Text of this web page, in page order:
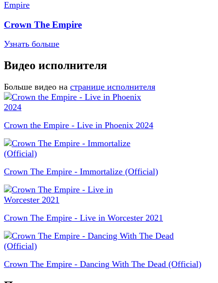
Crown The Empire
Узнать больше
Видео исполнителя
Больше видео на странице исполнителя
Crown the Empire - Live in Phoenix 2024
Crown The Empire - Immortalize (Official)
Crown The Empire - Live in Worcester 2021
Crown The Empire - Dancing With The Dead (Official)